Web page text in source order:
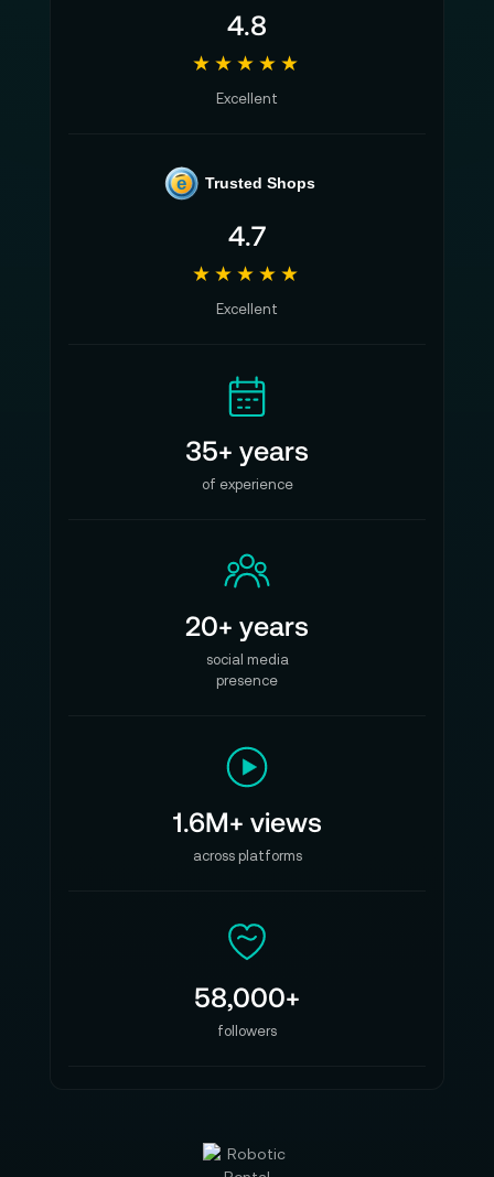
4.8
★★★★★
Excellent
e Trusted Shops
4.7
★★★★★
Excellent
35+ years
of experience
20+ years
social media
presence
1.6M+ views
across platforms
58,000+
followers